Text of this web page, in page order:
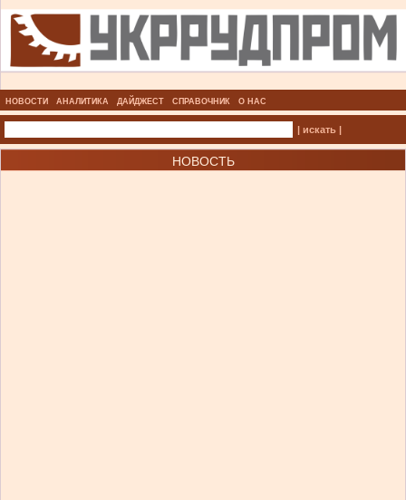
НОВОСТИ АНАЛИТИКА ДАЙДЖЕСТ СПРАВОЧНИК О НАС
| искать |
НОВОСТЬ